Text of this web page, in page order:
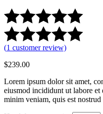
(1 customer review)
$239.00
Lorem ipsum dolor sit amet,
eiusmod incididunt ut labore
minim veniam, quis est